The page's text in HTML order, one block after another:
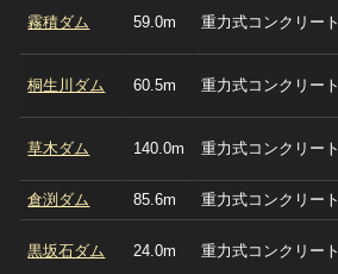
霧積ダム 59.0m 重力式コンクリート
桐生川ダム 60.5m 重力式コンクリート
草木ダム 140.0m 重力式コンクリート
倉渕ダム 85.6m 重力式コンクリート
黒坂石ダム 24.0m 重力式コンクリート